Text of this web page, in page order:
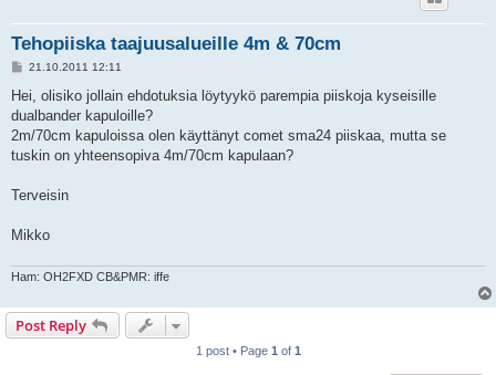
Tehopiiska taajuusalueille 4m & 70cm
P
s
21.10.2011 12:11
Hei, olisiko jollain ehdotuksia löytyykö parempia piiskoja kyseisille
dualbander kapuloille?
2m/70cm kapuloissa olen käyttänyt comet sma24 piiskaa, mutta se
tuskin on yhteensopiva 4m/70cm kapulaan?
Terveisin
Mikko
Ham: OH2FXD CB&PMR: iffe
Post Reply
1 post • Page 1 of 1